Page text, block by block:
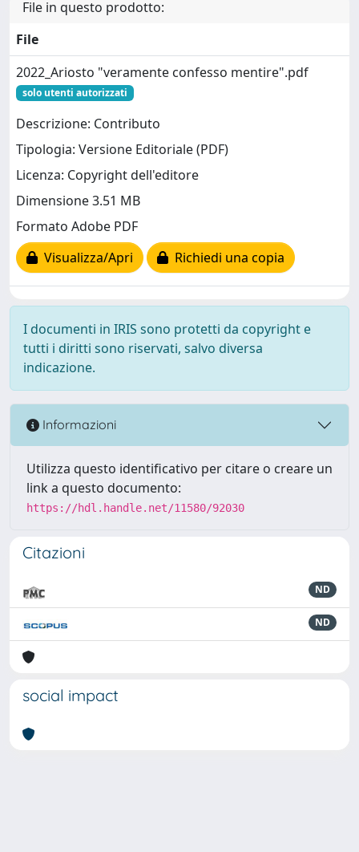
File in questo prodotto:
File
2022_Ariosto "veramente confesso mentire".pdf
solo utenti autorizzati
Descrizione: Contributo
Tipologia: Versione Editoriale (PDF)
Licenza: Copyright dell'editore
Dimensione 3.51 MB
Formato Adobe PDF
Visualizza/Apri
Richiedi una copia
I documenti in IRIS sono protetti da copyright e
tutti i diritti sono riservati, salvo diversa
indicazione.
Informazioni
Utilizza questo identificativo per citare o creare un
link a questo documento:
https://hdl.handle.net/11580/92030
Citazioni
ND
ND
social impact